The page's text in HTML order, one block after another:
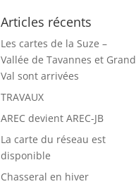
Articles récents
Les cartes de la Suze –
Vallée de Tavannes et Grand
Val sont arrivées
TRAVAUX
AREC devient AREC-JB
La carte du réseau est
disponible
Chasseral en hiver